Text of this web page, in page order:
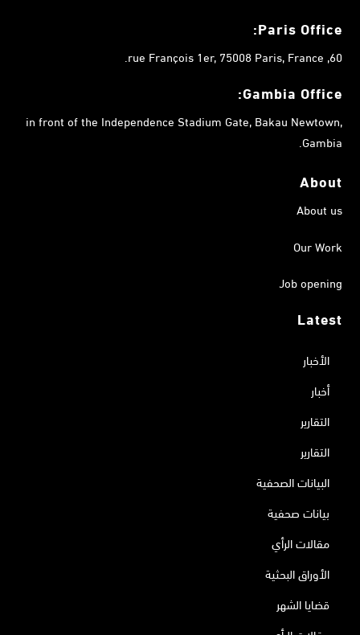
Paris Office:
60, rue François 1er, 75008 Paris, France.
Gambia Office:
in front of the Independence Stadium Gate, Bakau Newtown,
Gambia.
About
About us
Our Work
Job opening
Latest
الأخبار
أخبار
التقارير
التقارير
البيانات الصحفية
بيانات صحفية
مقالات الرأي
الأوراق البحثية
قضايا الشهر